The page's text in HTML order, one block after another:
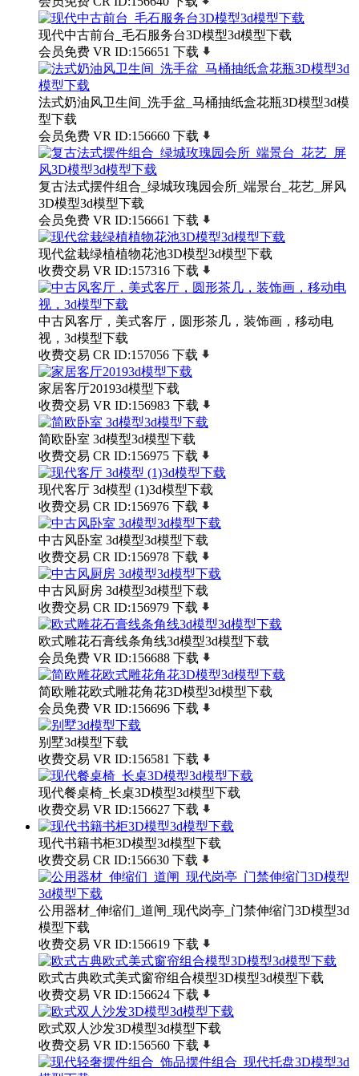
现代中古前台_毛石服务台3D模型3d模型下载
会员免费 VR ID:156651 下载
法式奶油风卫生间_洗手盆_马桶抽纸盒花瓶3D模型3d模
型下载
会员免费 VR ID:156660 下载
复古法式摆件组合_绿城玫瑰园会所_端景台_花艺_屏风
3D模型3d模型下载
会员免费 VR ID:156661 下载
现代盆栽绿植植物花池3D模型3d模型下载
收费交易 VR ID:157316 下载
中古风客厅，美式客厅，圆形茶几，装饰画，移动电
视，3d模型下载
收费交易 CR ID:157056 下载
家居客厅20193d模型下载
收费交易 VR ID:156983 下载
简欧卧室 3d模型3d模型下载
收费交易 CR ID:156975 下载
现代客厅 3d模型 (1)3d模型下载
收费交易 CR ID:156976 下载
中古风卧室 3d模型3d模型下载
收费交易 CR ID:156978 下载
中古风厨房 3d模型3d模型下载
收费交易 CR ID:156979 下载
欧式雕花石膏线条角线3d模型3d模型下载
会员免费 VR ID:156688 下载
简欧雕花欧式雕花角花3D模型3d模型下载
会员免费 VR ID:156696 下载
别墅3d模型下载
收费交易 VR ID:156581 下载
现代餐桌椅_长桌3D模型3d模型下载
收费交易 VR ID:156627 下载
现代书籍书柜3D模型3d模型下载
收费交易 CR ID:156630 下载
公用器材_伸缩们_道闸_现代岗亭_门禁伸缩门3D模型3d
模型下载
收费交易 VR ID:156619 下载
欧式古典欧式美式窗帘组合模型3D模型3d模型下载
收费交易 VR ID:156624 下载
欧式双人沙发3D模型3d模型下载
收费交易 VR ID:156560 下载